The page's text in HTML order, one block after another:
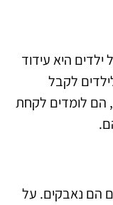
היא עידוד
לקבל
הם לומדים לקחת
הם נאבקים. על